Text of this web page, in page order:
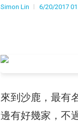
Simon Lin 6/20/2017
來到沙鹿，最有
邊有好幾家，不